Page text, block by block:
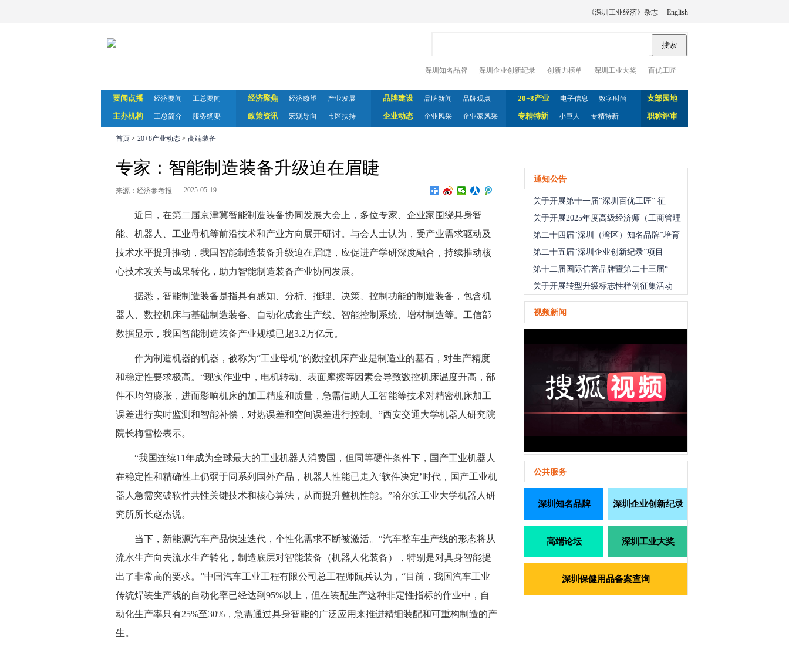
English
《深圳工业经济》杂志
深圳知名品牌 深圳企业创新纪录 创新力榜单 深圳工业大奖 百优工匠
要闻点播 经济要闻 工总要闻
主办机构 工总简介 服务纲要
经济聚焦 经济瞭望 产业发展
政策资讯 宏观导向 市区扶持
品牌建设 品牌新闻 品牌观点
企业动态 企业风采 企业家风采
20+8产业 电子信息 数字时尚
专精特新 小巨人 专精特新
支部园地
职称评审
首页 > 20+8产业动态 > 高端装备
专家：智能制造装备升级迫在眉睫
来源：经济参考报 2025-05-19
近日，在第二届京津冀智能制造装备协同发展大会上，多位专家、企业家围绕具身智
能、机器人、工业母机等前沿技术和产业方向展开研讨。与会人士认为，受产业需求驱动及
技术水平提升推动，我国智能制造装备升级迫在眉睫，应促进产学研深度融合，持续推动核
心技术攻关与成果转化，助力智能制造装备产业协同发展。
据悉，智能制造装备是指具有感知、分析、推理、决策、控制功能的制造装备，包含机
器人、数控机床与基础制造装备、自动化成套生产线、智能控制系统、增材制造等。工信部
数据显示，我国智能制造装备产业规模已超3.2万亿元。
作为制造机器的机器，被称为“工业母机”的数控机床产业是制造业的基石，对生产精度
和稳定性要求极高。“现实作业中，电机转动、表面摩擦等因素会导致数控机床温度升高，部
件不均匀膨胀，进而影响机床的加工精度和质量，急需借助人工智能等技术对精密机床加工
误差进行实时监测和智能补偿，对热误差和空间误差进行控制。”西安交通大学机器人研究院
院长梅雪松表示。
“我国连续11年成为全球最大的工业机器人消费国，但同等硬件条件下，国产工业机器人
在稳定性和精确性上仍弱于同系列国外产品，机器人性能已走入‘软件决定’时代，国产工业机
器人急需突破软件共性关键技术和核心算法，从而提升整机性能。”哈尔滨工业大学机器人研
究所所长赵杰说。
当下，新能源汽车产品快速迭代，个性化需求不断被激活。“汽车整车生产线的形态将从
流水生产向去流水生产转化，制造底层对智能装备（机器人化装备），特别是对具身智能提
出了非常高的要求。”中国汽车工业工程有限公司总工程师阮兵认为，“目前，我国汽车工业
传统焊装生产线的自动化率已经达到95%以上，但在装配生产这种非定性指标的作业中，自
动化生产率只有25%至30%，急需通过具身智能的广泛应用来推进精细装配和可重构制造的产
生。
通知公告
关于开展第十一届“深圳百优工匠” 征
关于开展2025年度高级经济师（工商管理
第二十四届“深圳（湾区）知名品牌”培育
第二十五届“深圳企业创新纪录”项目
第十二届国际信誉品牌暨第二十三届“
关于开展转型升级标志性样例征集活动
视频新闻
公共服务
深圳知名品牌 深圳企业创新纪录
高端论坛 深圳工业大奖
深圳保健用品备案查询